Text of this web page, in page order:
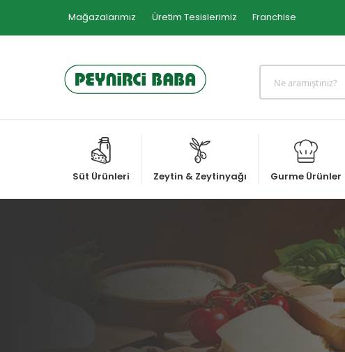
Mağazalarımız Üretim Tesislerimiz Franchise
Süt Ürünleri Zeytin & Zeytinyağı Gurme Ürünler